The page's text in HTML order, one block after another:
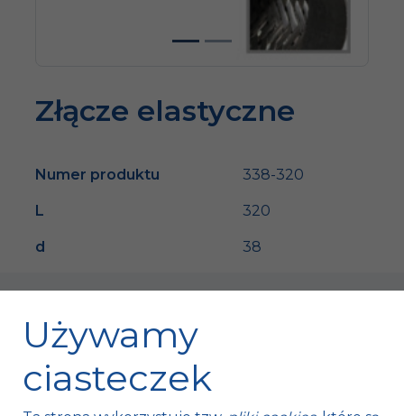
Złącze elastyczne
Numer produktu 338-320
L 320
d 38
Używamy
ciasteczek